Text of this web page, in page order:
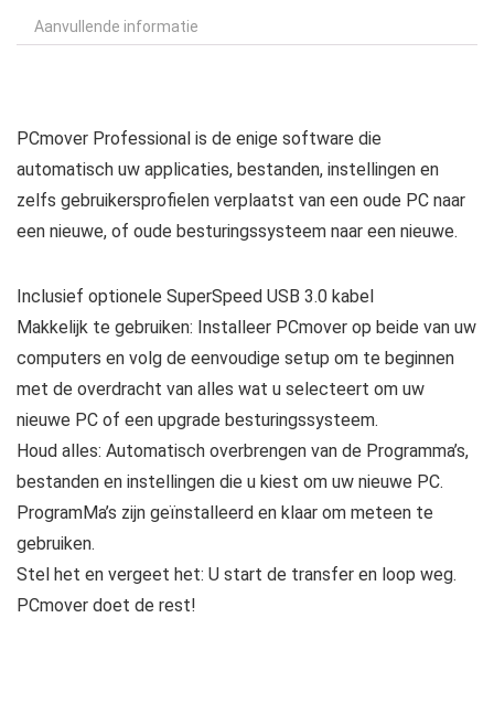
Aanvullende informatie
PCmover Professional is de enige software die
automatisch uw applicaties, bestanden, instellingen en
zelfs gebruikersprofielen verplaatst van een oude PC naar
een nieuwe, of oude besturingssysteem naar een nieuwe.
Inclusief optionele SuperSpeed USB 3.0 kabel
Makkelijk te gebruiken: Installeer PCmover op beide van uw
computers en volg de eenvoudige setup om te beginnen
met de overdracht van alles wat u selecteert om uw
nieuwe PC of een upgrade besturingssysteem.
Houd alles: Automatisch overbrengen van de Programma’s,
bestanden en instellingen die u kiest om uw nieuwe PC.
ProgramMa’s zijn geïnstalleerd en klaar om meteen te
gebruiken.
Stel het en vergeet het: U start de transfer en loop weg.
PCmover doet de rest!